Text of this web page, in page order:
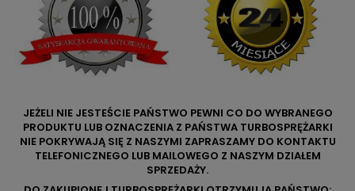
JEŻELI NIE JESTEŚCIE PAŃSTWO PEWNI CO DO WYBRANEGO
PRODUKTU LUB OZNACZENIA Z PAŃSTWA TURBOSPRĘŻARKI
NIE POKRYWAJĄ SIĘ Z NASZYMI ZAPRASZAMY DO KONTAKTU
TELEFONICZNEGO LUB MAILOWEGO Z NASZYM DZIAŁEM
SPRZEDAŻY.